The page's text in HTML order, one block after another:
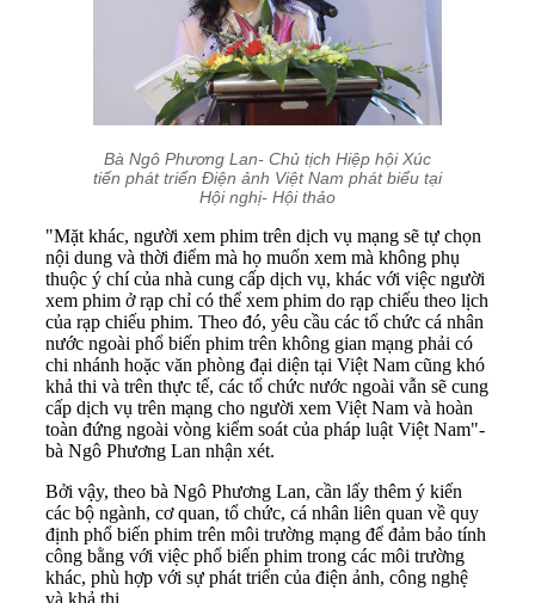
Bà Ngô Phương Lan- Chủ tịch Hiệp hội Xúc
tiến phát triển Điện ảnh Việt Nam phát biểu tại
Hội nghị- Hội thảo
"Mặt khác, người xem phim trên dịch vụ mạng sẽ tự chọn
nội dung và thời điểm mà họ muốn xem mà không phụ
thuộc ý chí của nhà cung cấp dịch vụ, khác với việc người
xem phim ở rạp chỉ có thể xem phim do rạp chiếu theo lịch
của rạp chiếu phim. Theo đó, yêu cầu các tổ chức cá nhân
nước ngoài phổ biến phim trên không gian mạng phải có
chi nhánh hoặc văn phòng đại diện tại Việt Nam cũng khó
khả thi và trên thực tế, các tổ chức nước ngoài vẫn sẽ cung
cấp dịch vụ trên mạng cho người xem Việt Nam và hoàn
toàn đứng ngoài vòng kiểm soát của pháp luật Việt Nam"-
bà Ngô Phương Lan nhận xét.
Bởi vậy, theo bà Ngô Phương Lan, cần lấy thêm ý kiến
các bộ ngành, cơ quan, tổ chức, cá nhân liên quan về quy
định phổ biến phim trên môi trường mạng để đảm bảo tính
công bằng với việc phổ biến phim trong các môi trường
khác, phù hợp với sự phát triển của điện ảnh, công nghệ
và khả thi.